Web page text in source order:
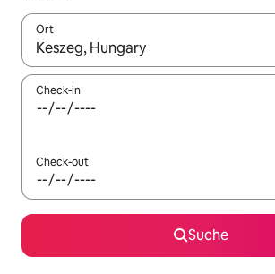
Ort
Wenn Ergebnisse verfügbar sind,
Check-in
Check-out
Suche